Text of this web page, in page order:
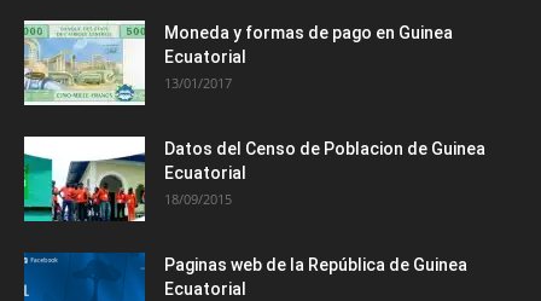
Moneda y formas de pago en Guinea
Ecuatorial
13/01/2017
Datos del Censo de Poblacion de Guinea
Ecuatorial
18/09/2015
Paginas web de la República de Guinea
Ecuatorial